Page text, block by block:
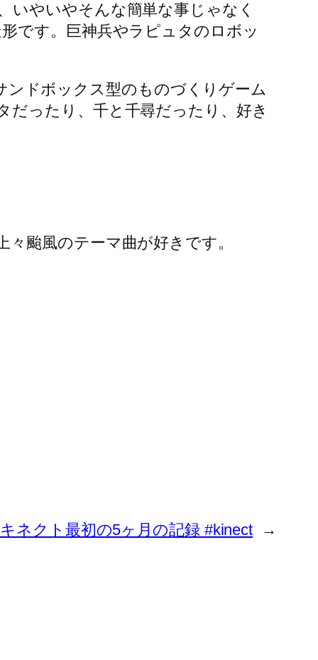
いやいやそんな簡単な事じゃなく
です。巨神兵やラピュタのロボッ
ンドボックス型のものづくりゲーム
だったり、千と千尋だったり、好き
颱風のテーマ曲が好きです。
ネクト最初の5ヶ月の記録 #kinect →